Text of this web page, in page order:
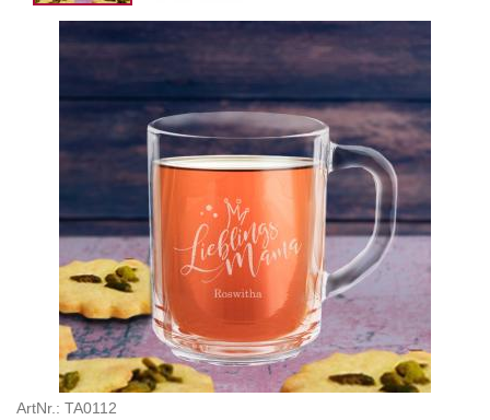
ArtNr.: TA0112